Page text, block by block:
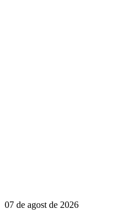
07 de agost de 2026